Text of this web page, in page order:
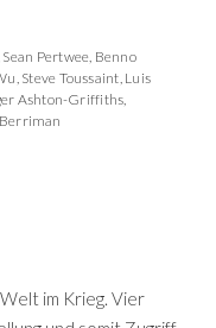
Sean Pertwee, Benno
, Steve Toussaint, Luis
Ashton-Griffiths,
im Krieg. Vier